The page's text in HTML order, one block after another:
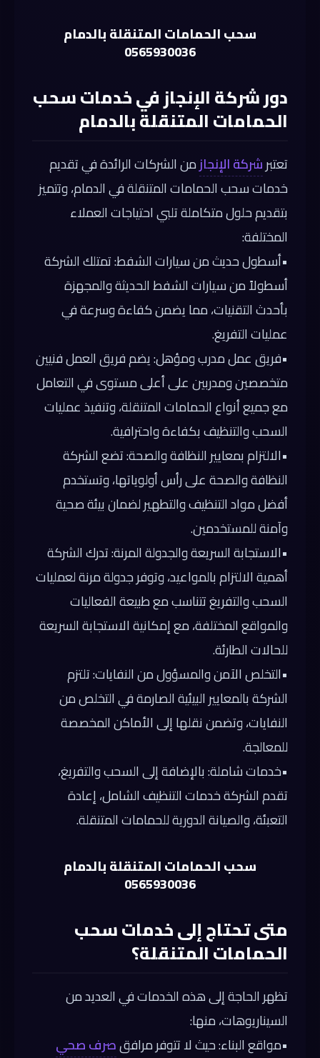
سحب الحمامات المتنقلة بالدمام
0565930036
دور شركة الإنجاز في خدمات سحب
الحمامات المتنقلة بالدمام
تعتبرشركة الإنجازمن الشركات الرائدة في تقديم
خدمات سحب الحمامات المتنقلة في الدمام، وتتميز
بتقديم حلول متكاملة تلبي احتياجات العملاء
المختلفة:
•أسطول حديث من سيارات الشفط:تمتلك الشركة
أسطولاً من سيارات الشفط الحديثة والمجهزة
بأحدث التقنيات، مما يضمن كفاءة وسرعة في
عمليات التفريغ.
•فريق عمل مدرب ومؤهل:يضم فريق العمل فنيين
متخصصين ومدربين على أعلى مستوى في التعامل
مع جميع أنواع الحمامات المتنقلة، وتنفيذ عمليات
السحب والتنظيف بكفاءة واحترافية.
•الالتزام بمعايير النظافة والصحة:تضع الشركة
النظافة والصحة على رأس أولوياتها، وتستخدم
أفضل مواد التنظيف والتطهير لضمان بيئة صحية
وآمنة للمستخدمين.
•الاستجابة السريعة والجدولة المرنة:تدرك الشركة
أهمية الالتزام بالمواعيد، وتوفر جدولة مرنة لعمليات
السحب والتفريغ تتناسب مع طبيعة الفعاليات
والمواقع المختلفة، مع إمكانية الاستجابة السريعة
للحالات الطارئة.
•التخلص الآمن والمسؤول من النفايات:تلتزم
الشركة بالمعايير البيئية الصارمة في التخلص من
النفايات، وتضمن نقلها إلى الأماكن المخصصة
للمعالجة.
•خدمات شاملة:بالإضافة إلى السحب والتفريغ،
تقدم الشركة خدمات التنظيف الشامل، إعادة
التعبئة، والصيانة الدورية للحمامات المتنقلة.
سحب الحمامات المتنقلة بالدمام
0565930036
متى تحتاج إلى خدمات سحب
الحمامات المتنقلة؟
تظهر الحاجة إلى هذه الخدمات في العديد من
السيناريوهات، منها:
•مواقع البناء: حيث لا تتوفر مرافقصرف صحي